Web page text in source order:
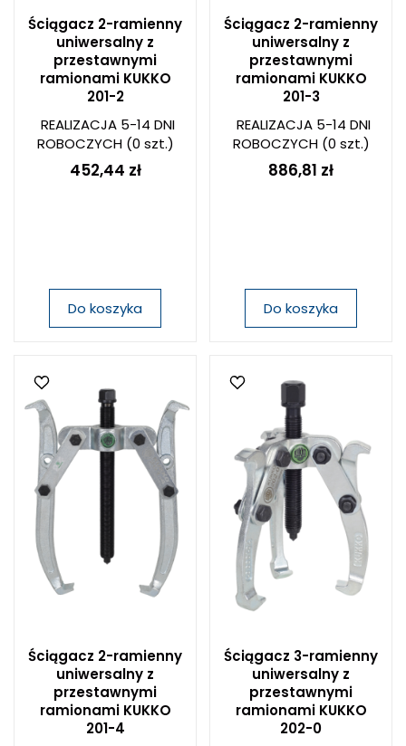
Ściągacz 2-ramienny
uniwersalny z
przestawnymi
ramionami KUKKO
201-2
REALIZACJA 5-14 DNI
ROBOCZYCH(0 szt.)
452,44 zł
Do koszyka
Ściągacz 2-ramienny
uniwersalny z
przestawnymi
ramionami KUKKO
201-3
REALIZACJA 5-14 DNI
ROBOCZYCH(0 szt.)
886,81 zł
Do koszyka
Ściągacz 2-ramienny
uniwersalny z
przestawnymi
ramionami KUKKO
201-4
Ściągacz 3-ramienny
uniwersalny z
przestawnymi
ramionami KUKKO
202-0